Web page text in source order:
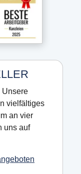
Unsere
vielfältiges
an vier
uns auf